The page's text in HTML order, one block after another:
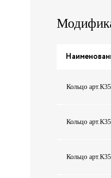
Кольцо
Кольцо
Кольцо